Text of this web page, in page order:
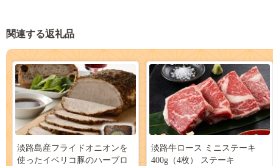
関連する返礼品
淡路島産フライドオニオンを
使ったイベリコ豚のハーブロ
淡路牛ロース ミニステーキ
400g（4枚） ステーキ